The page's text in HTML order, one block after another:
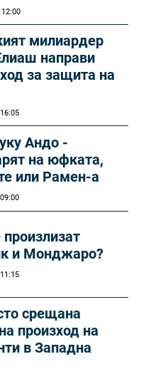
милиардер
направи
за защита на
Андо -
на юфката,
или Рамен-а
и Монджаро?
срещана
произход на
в Западна